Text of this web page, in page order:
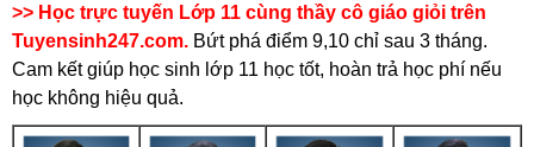
>> Học trực tuyến Lớp 11 cùng thầy cô giáo giỏi trên
Tuyensinh247.com. Bứt phá điểm 9,10 chỉ sau 3 tháng.
Cam kết giúp học sinh lớp 11 học tốt, hoàn trả học phí nếu
học không hiệu quả.